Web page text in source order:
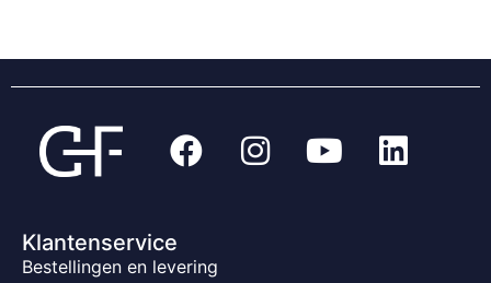
Klantenservice
Bestellingen en levering